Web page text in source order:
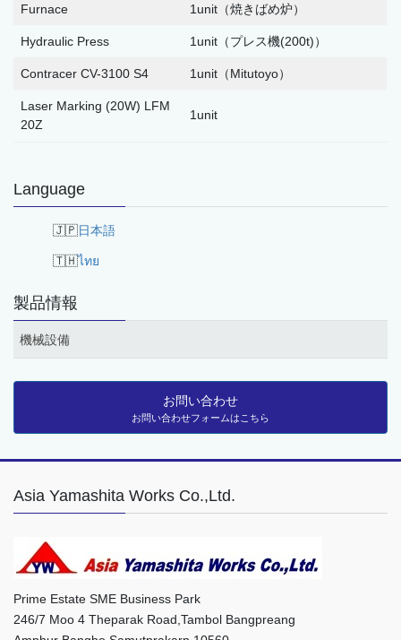
Furnace 1unit（焼きばめ炉）
Hydraulic Press 1unit（プレス機(200t)）
Contracer CV-3100 S4 1unit（Mitutoyo）
Laser Marking (20W) LFM
20Z
1unit
Language
日本語
ไทย
製品情報
機械設備
お問い合わせ
お問い合わせフォームはこちら
Asia Yamashita Works Co.,Ltd.
Prime Estate SME Business Park
246/7 Moo 4 Theparak Road,Tambol Bangpreang